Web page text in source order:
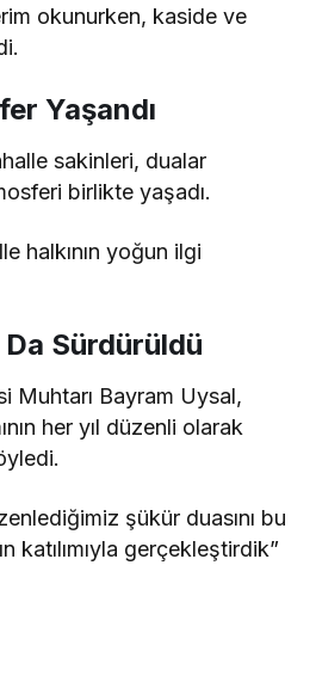
okunurken, kaside ve
Yaşandı
sakinleri, dualar
birlikte yaşadı.
halkının yoğun ilgi
Da Sürdürüldü
Muhtarı Bayram Uysal,
her yıl düzenli olarak
şükür duasını bu
katılımıyla gerçekleştirdik”